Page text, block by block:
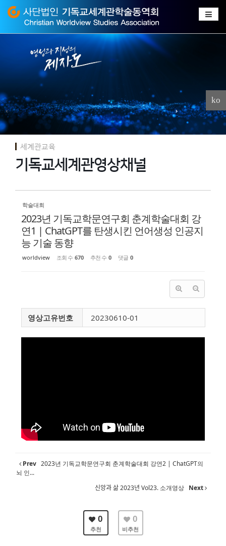
세계관교육
기독교세계관영상채널
학술대회
2023년 기독교학문연구회 춘계학술대회 강
연1 | ChatGPT를 탄생시킨 언어생성 인공지
능 기술 동향
worldview 조회 수 670 추천 수 0 댓글 0
영상고유번호 20230610-01
Prev 2023년 기독교학문연구회 춘계학술대회 강연2 | ChatGPT의
뇌 인...
신앙과 삶 2023년 Vol23. 소개영상 Next
0
추천
0
비추천
ko
스케치북5
스케치북5